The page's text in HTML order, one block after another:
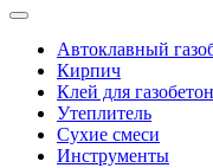
Автоклавный
Кирпич
Клей для
Утеплитель
Сухие смеси
Инструменты